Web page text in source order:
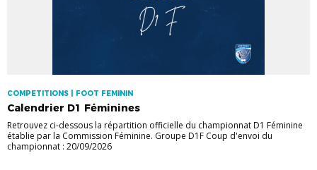
COMPETITIONS | FOOT FEMININ
Calendrier D1 Féminines
Retrouvez ci-dessous la répartition officielle du championnat D1 Féminine
établie par la Commission Féminine. Groupe D1F Coup d'envoi du
championnat : 20/09/2026